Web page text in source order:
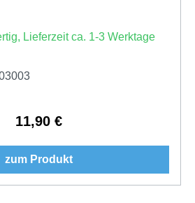
Lieferzeit ca. 1-3 Werktage
Regulärer Preis:
11,90 €
zum Produkt